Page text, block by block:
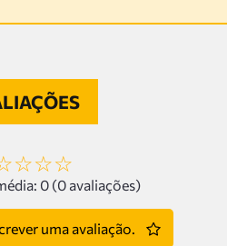
☆☆☆
0 (0 avaliações)
uma avaliação.